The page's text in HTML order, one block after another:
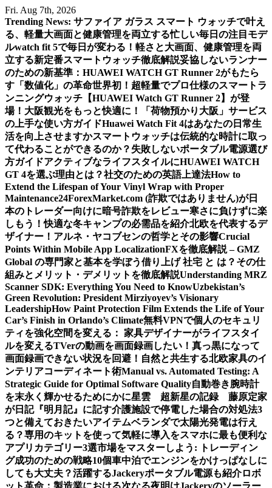
Skip
to
content
Fri. Aug 7th, 2026
Trending News: サファイア ガラス スマート ウォッチで叶え
る、軽量大画面と健康管理を両立する忙しい毎日の注目モデ
ルwatch fit 5で毎日が変わる！軽さと大画面、健康管理を両
立する新定番スマートウォッチ徹底解説妥協しないランナー
のための新基準：HUAWEI WATCH GT Runner 2がもたら
す「数値化」の革命世界初！超軽量でプロ仕様のスマートラ
ンニングウォッチ【HUAWEI Watch GT Runner 2】が登
場！ 大阪観光をもっと快適に！「荷物預かり大阪」サービス
の上手な使い方ガイドHuawei Watch Fit 4はあなたの日常生
活を向上させますかスマートウォッチは伝統的な時計に取っ
て代わることができるのか？ 失敗しないポータブル電源選び
方ガイドアクティブなライフスタイルにHUAWEI WATCH
GT 4を選ぶ理由とは？社交のための英語上達法How to
Extend the Lifespan of Your Vinyl Wrap with Proper
Maintenance24ForexMarket.com (詐欺ではありません)が日
本のトレーダー向けに暗号詐欺をレビュー寒さに負けずに楽
しもう！快適な冬キャンプの必需品を紹介北欧を代表するデ
ザイナー！アルネ・ヤコブセンの哲学とその影響Crucial
Points Within Mobile App LocalizationFXを徹底解説 – GMZ
Global の専門家と基本を学ぼう借り上げ 社宅 と は？その仕
組みとメリット・デメリットを徹底解説Understanding MRZ
Scanner SDK: Everything You Need to KnowUzbekistan’s
Green Revolution: President Mirziyoyev’s Visionary
LeadershipHow Paint Protection Film Extends the Life of Your
Car’s Finish in Orlando’s Climate無料VPNで個人のセキュリ
ティを強化空間を変える： 家具デザイナーがライフスタイ
ルを変えるTVerの動画を画面録画したい！真っ黒になって
画面録画できない状況を回避！ 自然と共生する北欧家具のイ
ンテリアコーディネート術Manual vs. Automated Testing: A
Strategic Guide for Optimal Software Quality自動巻き腕時計
を末永く輝かせるためにかに星雲 超新星の記録 藤原定家
が日記『明月記』に記す介護施設で停電した場合の対処法3
つと備えておきたいアイテムベランダで太陽光発電は行え
る？専用のキットを使って気軽に導入をスマホに最も便利な
アプリカテゴリー3選市場をマスターしよう: トレーディン
グ成功のための戦略10個車中泊でエンジンをかけっぱなしに
しても大丈夫？活躍するJackeryポータブル電源も紹介ロボ
ット革命：製造業における次なる夜明けJackeryのソーラー